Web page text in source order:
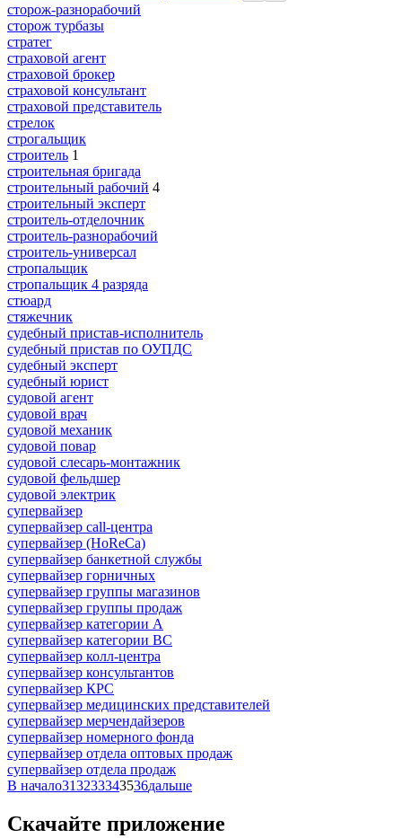
сторож-разнорабочий
сторож турбазы
стратег
страховой агент
страховой брокер
страховой консультант
страховой представитель
стрелок
строгальщик
строитель 1
строительная бригада
строительный рабочий 4
строительный эксперт
строитель-отделочник
строитель-разнорабочий
строитель-универсал
стропальщик
стропальщик 4 разряда
стюард
стяжечник
судебный пристав-исполнитель
судебный пристав по ОУПДС
судебный эксперт
судебный юрист
судовой агент
судовой врач
судовой механик
судовой повар
судовой слесарь-монтажник
судовой фельдшер
судовой электрик
супервайзер
супервайзер call-центра
супервайзер (HoReCa)
супервайзер банкетной службы
супервайзер горничных
супервайзер группы магазинов
супервайзер группы продаж
супервайзер категории A
супервайзер категории BC
супервайзер колл-центра
супервайзер консультантов
супервайзер КРС
супервайзер медицинских представителей
супервайзер мерчендайзеров
супервайзер номерного фонда
супервайзер отдела оптовых продаж
супервайзер отдела продаж
В начало313233343536дальше
Скачайте приложение